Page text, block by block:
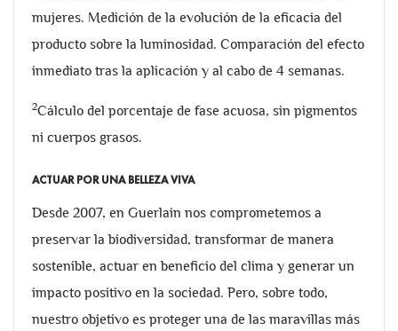
mujeres. Medición de la evolución de la eficacia del
producto sobre la luminosidad. Comparación del efecto
inmediato tras la aplicación y al cabo de 4 semanas.
2Cálculo del porcentaje de fase acuosa, sin pigmentos
ni cuerpos grasos.
ACTUAR POR UNA BELLEZA VIVA
Desde 2007, en Guerlain nos comprometemos a
preservar la biodiversidad, transformar de manera
sostenible, actuar en beneficio del clima y generar un
impacto positivo en la sociedad. Pero, sobre todo,
nuestro objetivo es proteger una de las maravillas más